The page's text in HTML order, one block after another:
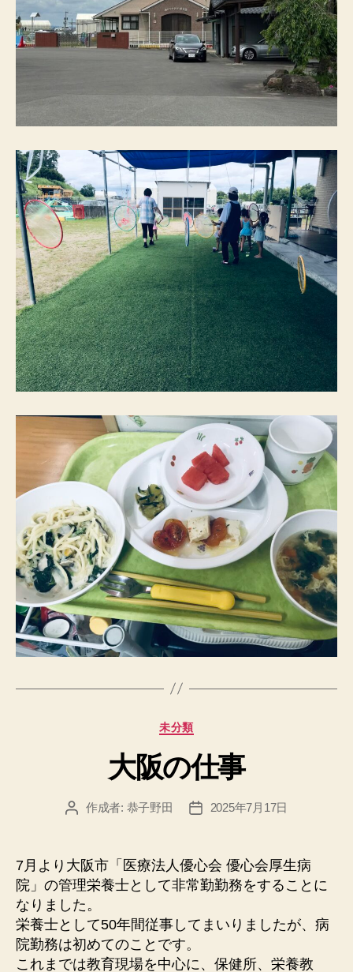
カ
ゴ
リ
未分類
大阪の仕事
投 作成者: 恭子野田
投
2025年7月17日
7月より大阪市「医療法人優心会 優心会厚生病
院」の管理栄養士として非常勤勤務をすることに
なりました。
栄養士として50年間従事してまいりましたが、病
院勤務は初めてのことです。
これまでは教育現場を中心に、保健所、栄養教